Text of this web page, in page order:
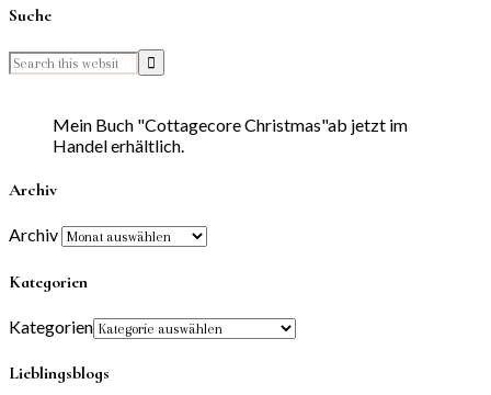
Suche
Mein Buch "Cottagecore Christmas"ab jetzt im
Handel erhältlich.
Archiv
Archiv
Kategorien
Kategorien
Lieblingsblogs